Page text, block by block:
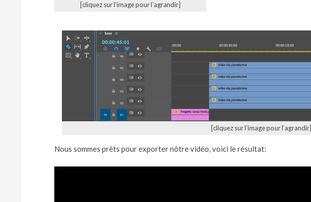
[cliquez sur l’image pour l’agrandir]
[cliquez sur l’image pour l’agrandir]
Nous sommes prêts pour exporter nôtre vidéo, voici le résultat: